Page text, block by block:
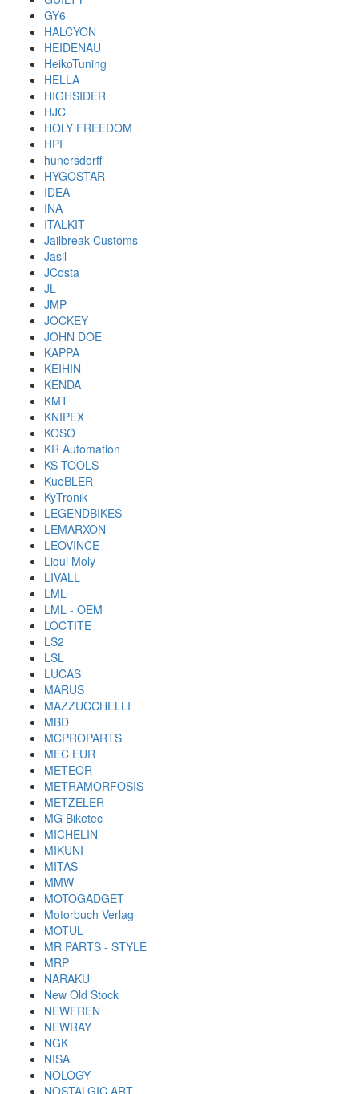
GY6
HALCYON
HEIDENAU
HeikoTuning
HELLA
HIGHSIDER
HJC
HOLY FREEDOM
HPI
hunersdorff
HYGOSTAR
IDEA
INA
ITALKIT
Jailbreak Customs
Jasil
JCosta
JL
JMP
JOCKEY
JOHN DOE
KAPPA
KEIHIN
KENDA
KMT
KNIPEX
KOSO
KR Automation
KS TOOLS
KueBLER
KyTronik
LEGENDBIKES
LEMARXON
LEOVINCE
Liqui Moly
LIVALL
LML
LML - OEM
LOCTITE
LS2
LSL
LUCAS
MARUS
MAZZUCCHELLI
MBD
MCPROPARTS
MEC EUR
METEOR
METRAMORFOSIS
METZELER
MG Biketec
MICHELIN
MIKUNI
MITAS
MMW
MOTOGADGET
Motorbuch Verlag
MOTUL
MR PARTS - STYLE
MRP
NARAKU
New Old Stock
NEWFREN
NEWRAY
NGK
NISA
NOLOGY
NOSTALGIC ART